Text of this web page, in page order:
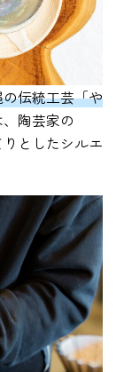
伝統工芸「や
陶芸家の
としたシルエ